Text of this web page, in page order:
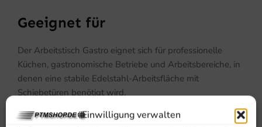
Einwilligung verwalten
Geeignet für
Der Arbeitstisch Gastro eignet sich für professionelle
Küchen, gastronomische Betriebe und Arbeitsbereiche, in
denen eine stabile Edelstahl-Arbeitsfläche mit
Schiebetüren benötigt wird.